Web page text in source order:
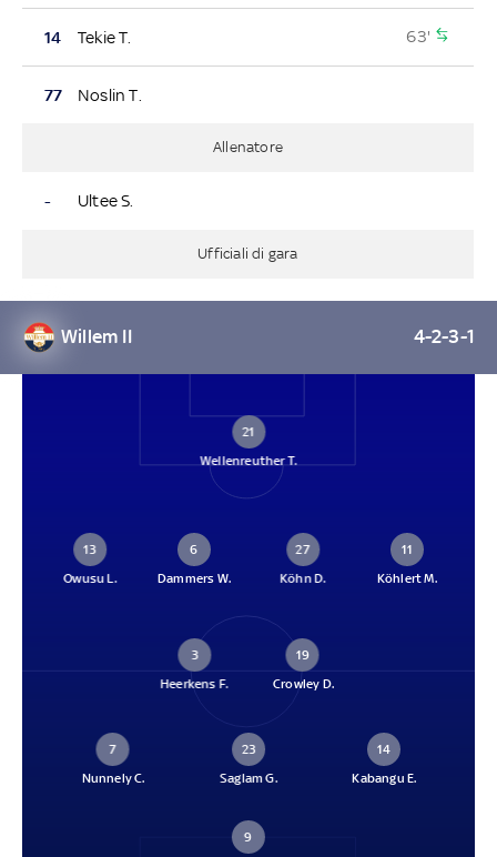
14 Tekie T. 63'
77 Noslin T.
Allenatore
- Ultee S.
Ufficiali di gara
Willem II 4-2-3-1
21
Wellenreuther T.
13
Owusu L.
6
Dammers W.
27
Köhn D.
11
Köhlert M.
3
Heerkens F.
19
Crowley D.
7
Nunnely C.
23
Saglam G.
14
Kabangu E.
9